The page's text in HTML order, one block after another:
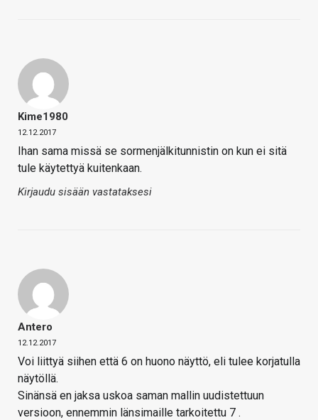
Kime1980
12.12.2017
Ihan sama missä se sormenjälkitunnistin on kun ei sitä
tule käytettyä kuitenkaan.
Kirjaudu sisään vastataksesi
Antero
12.12.2017
Voi liittyä siihen että 6 on huono näyttö, eli tulee korjatulla
näytöllä.
Sinänsä en jaksa uskoa saman mallin uudistettuun
versioon, ennemmin länsimaille tarkoitettu 7 .